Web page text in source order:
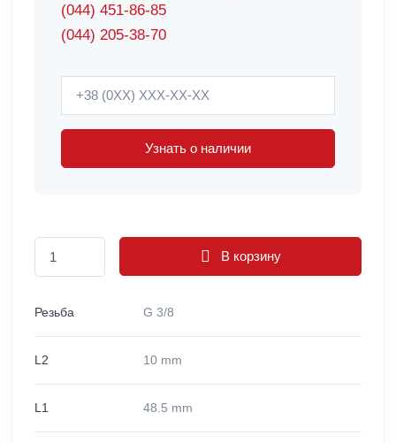
(044) 451-86-85
(044) 205-38-70
Узнать о наличии
В корзину
Резьба G 3/8
L2 10 mm
L1 48.5 mm